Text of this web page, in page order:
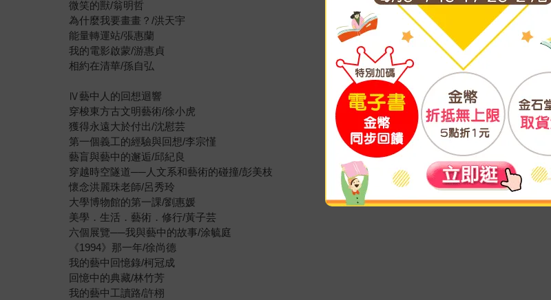
微笑的獸/翁明哲
為什麼我要畫畫？/洪天宇
能量轉運站/張惠蘭
我的電影啟蒙/游惠貞
相約在清華/孫自弘
Ⅳ藝中人的回想迴響
穿梭東方古文明藝術/徐小虎
獲得永遠大於付出/沈慰芸
第一個義工的經驗與回想/李宗慬
藝盲與藝中的邂逅/邱紀良
穿越時空隧道──人文系和藝術的碰撞/彭美枝
懷念洪麗珠老師/呂秀玲
大學博物館的第一課/劉惠媛
美學．生活．藝術．修行/黃子芸
六個展覽──我與藝中的故事/涂毓庭
《1994》那一年/徐尚德
我的藝中回憶錄/柯冠成
回憶中的典藏/林竹芳
我的藝中工讀路/許栩